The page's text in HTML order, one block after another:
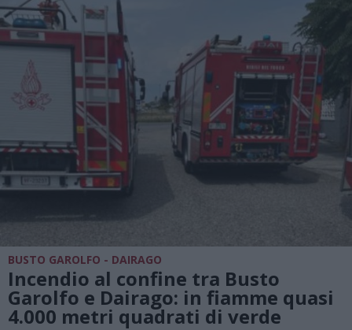
BUSTO GAROLFO - DAIRAGO
Incendio al confine tra Busto
Garolfo e Dairago: in fiamme quasi
4.000 metri quadrati di verde